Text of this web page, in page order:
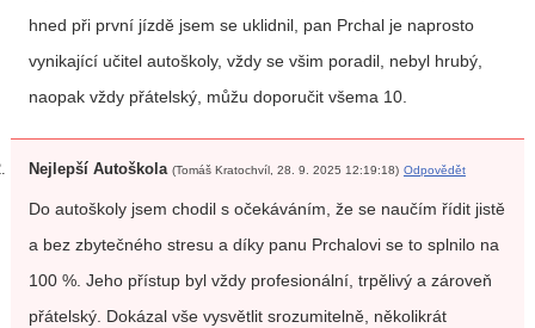
hned při první jízdě jsem se uklidnil, pan Prchal je naprosto
vynikající učitel autoškoly, vždy se všim poradil, nebyl hrubý,
naopak vždy přátelský, můžu doporučit všema 10.
Nejlepší Autoškola (Tomáš Kratochvíl, 28. 9. 2025 12:19:18) Odpovědět
Do autoškoly jsem chodil s očekáváním, že se naučím řídit jistě
a bez zbytečného stresu a díky panu Prchalovi se to splnilo na
100 %. Jeho přístup byl vždy profesionální, trpělivý a zároveň
přátelský. Dokázal vše vysvětlit srozumitelně, několikrát